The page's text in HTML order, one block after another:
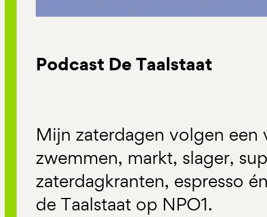
Podcast De Taalstaat
Mijn zaterdagen volgen een
zwemmen, markt, slager,
zaterdagkranten, espresso
de Taalstaat op NPO1.